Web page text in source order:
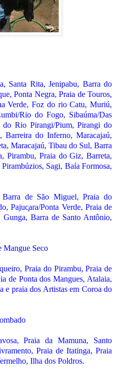
Santa Rita, Jenipabu, Barra do
Ponta Negra, Praia de Touros,
Verde, Foz do rio Catu, Muriú,
Rio do Fogo, Sibaúma/Das
Rio Pirangi/Pium, Pirangi do
do Inferno, Maracajaú,
Maracajaú, Tibau do Sul, Barra
Pirambu, Praia do Giz, Barreta,
Sagi, Baía Formosa,
de São Miguel, Praia do
Pajucara/Ponta Verde, Praia de
Gunga, Barra de Santo Antônio,
Mangue Seco
Praia do Pirambu, Praia de
de Ponta dos Mangues, Atalaia,
e praia dos Artistas em Coroa do
Praia da Mamuna, Santo
Praia de Itatinga, Praia
Ilha dos Poldros.